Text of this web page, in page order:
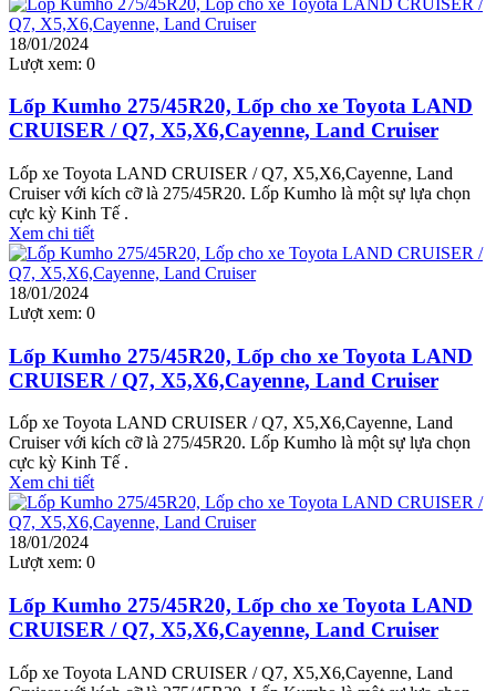
18/01/2024
Lượt xem: 0
Lốp Kumho 275/45R20, Lốp cho xe Toyota LAND
CRUISER / Q7, X5,X6,Cayenne, Land Cruiser
Lốp xe Toyota LAND CRUISER / Q7, X5,X6,Cayenne, Land
Cruiser với kích cỡ là 275/45R20. Lốp Kumho là một sự lựa chọn
cực kỳ Kinh Tế .
Xem chi tiết
18/01/2024
Lượt xem: 0
Lốp Kumho 275/45R20, Lốp cho xe Toyota LAND
CRUISER / Q7, X5,X6,Cayenne, Land Cruiser
Lốp xe Toyota LAND CRUISER / Q7, X5,X6,Cayenne, Land
Cruiser với kích cỡ là 275/45R20. Lốp Kumho là một sự lựa chọn
cực kỳ Kinh Tế .
Xem chi tiết
18/01/2024
Lượt xem: 0
Lốp Kumho 275/45R20, Lốp cho xe Toyota LAND
CRUISER / Q7, X5,X6,Cayenne, Land Cruiser
Lốp xe Toyota LAND CRUISER / Q7, X5,X6,Cayenne, Land